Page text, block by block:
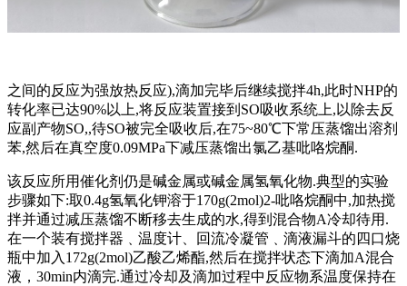
之间的反应为强放热反应),滴加完毕后继续搅拌4h,此时NHP的
转化率已达90%以上,将反应装置接到SO吸收系统上,以除去反
应副产物SO,,待SO被完全吸收后,在75~80℃下常压蒸馏出溶剂
苯,然后在真空度0.09MPa下减压蒸馏出氯乙基吡咯烷酮.
该反应所用催化剂仍是碱金属或碱金属氢氧化物.典型的实验
步骤如下:取0.4g氢氧化钾溶于170g(2mol)2-吡咯烷酮中,加热搅
拌并通过减压蒸馏不断移去生成的水,得到混合物A冷却待用.
在一个装有搅拌器﹑温度计、回流冷凝管﹑滴液漏斗的四口烧
瓶中加入172g(2mol)乙酸乙烯酯,然后在搅拌状态下滴加A混合
液，30min内滴完.通过冷却及滴加过程中反应物系温度保持在